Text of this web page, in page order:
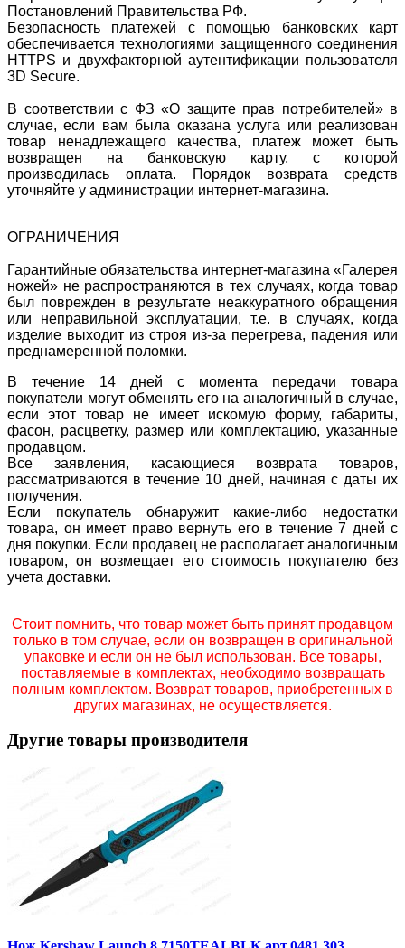
Постановлений Правительства РФ.
Безопасность платежей с помощью банковских карт
обеспечивается технологиями защищенного соединения
HTTPS и двухфакторной аутентификации пользователя
3D Secure.
В соответствии с ФЗ «О защите прав потребителей» в
случае, если вам была оказана услуга или реализован
товар ненадлежащего качества, платеж может быть
возвращен на банковскую карту, с которой
производилась оплата. Порядок возврата средств
уточняйте у администрации интернет-магазина.
ОГРАНИЧЕНИЯ
Гарантийные обязательства интернет-магазина «Галерея
ножей» не распространяются в тех случаях, когда товар
был поврежден в результате неаккуратного обращения
или неправильной эксплуатации, т.е. в случаях, когда
изделие выходит из строя из-за перегрева, падения или
преднамеренной поломки.
В течение 14 дней с момента передачи товара
покупатели могут обменять его на аналогичный в случае,
если этот товар не имеет искомую форму, габариты,
фасон, расцветку, размер или комплектацию, указанные
продавцом.
Все заявления, касающиеся возврата товаров,
рассматриваются в течение 10 дней, начиная с даты их
получения.
Если покупатель обнаружит какие-либо недостатки
товара, он имеет право вернуть его в течение 7 дней с
дня покупки. Если продавец не располагает аналогичным
товаром, он возмещает его стоимость покупателю без
учета доставки.
Стоит помнить, что товар может быть принят продавцом
только в том случае, если он возвращен в оригинальной
упаковке и если он не был использован. Все товары,
поставляемые в комплектах, необходимо возвращать
полным комплектом. Возврат товаров, приобретенных в
других магазинах, не осуществляется.
Другие товары производителя